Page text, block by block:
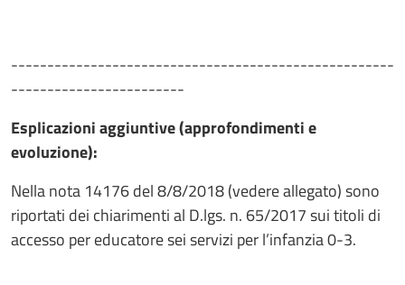
-----------------------------------------------------
------------------------
Esplicazioni aggiuntive (approfondimenti e
evoluzione):
Nella nota 14176 del 8/8/2018 (vedere allegato) sono
riportati dei chiarimenti al D.lgs. n. 65/2017 sui titoli di
accesso per educatore sei servizi per l’infanzia 0-3.